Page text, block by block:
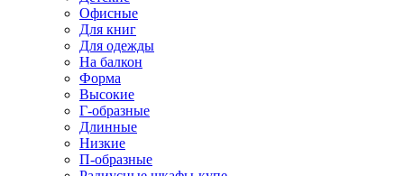
Офисные
Для книг
Для одежды
На балкон
Форма
Высокие
Г-образные
Длинные
Низкие
П-образные